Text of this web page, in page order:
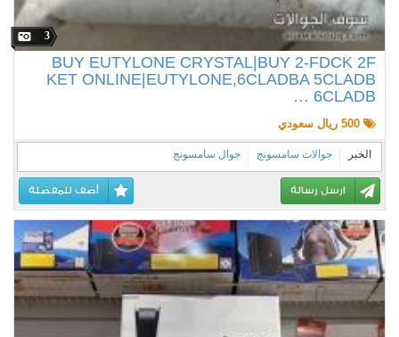
3
BUY EUTYLONE CRYSTAL|BUY 2-FDCK 2F
KET ONLINE|EUTYLONE,6CLADBA 5CLADB
6CLADB …
500 ريال سعودي
الخبر جوالات سامسونج جوال سامسونج
ارسل رسالة أضف للمفضلة